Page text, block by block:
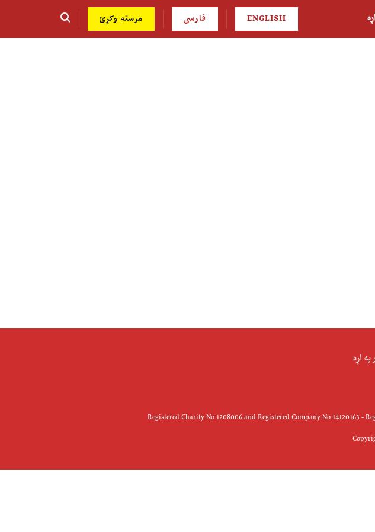
ENGLISH فارسی مرسته وکړئ
په اړه
Registered Charity No 1208006 and Registered Company No 14120163 -